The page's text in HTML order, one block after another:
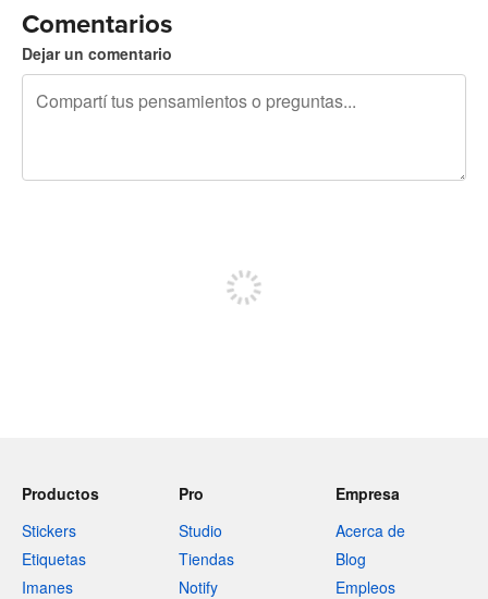
Comentarios
Dejar un comentario
Productos
Stickers
Etiquetas
Imanes
Pro
Studio
Tiendas
Notify
Empresa
Acerca de
Blog
Empleos